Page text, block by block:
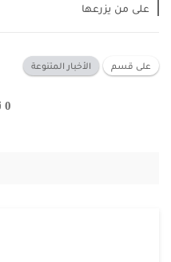
على من يزرعها
على قسم الأخبار المتنوعة
0 تعليق